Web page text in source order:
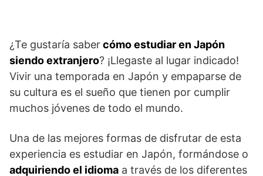
¿Te gustaría sabercómo estudiar en Japón
siendo extranjero? ¡Llegaste al lugar indicado!
Vivir una temporada en Japón y empaparse de
su cultura es el sueño que tienen por cumplir
muchos jóvenes de todo el mundo.
Una de las mejores formas de disfrutar de esta
experiencia es estudiar en Japón, formándose o
adquiriendo el idioma a través de los diferentes